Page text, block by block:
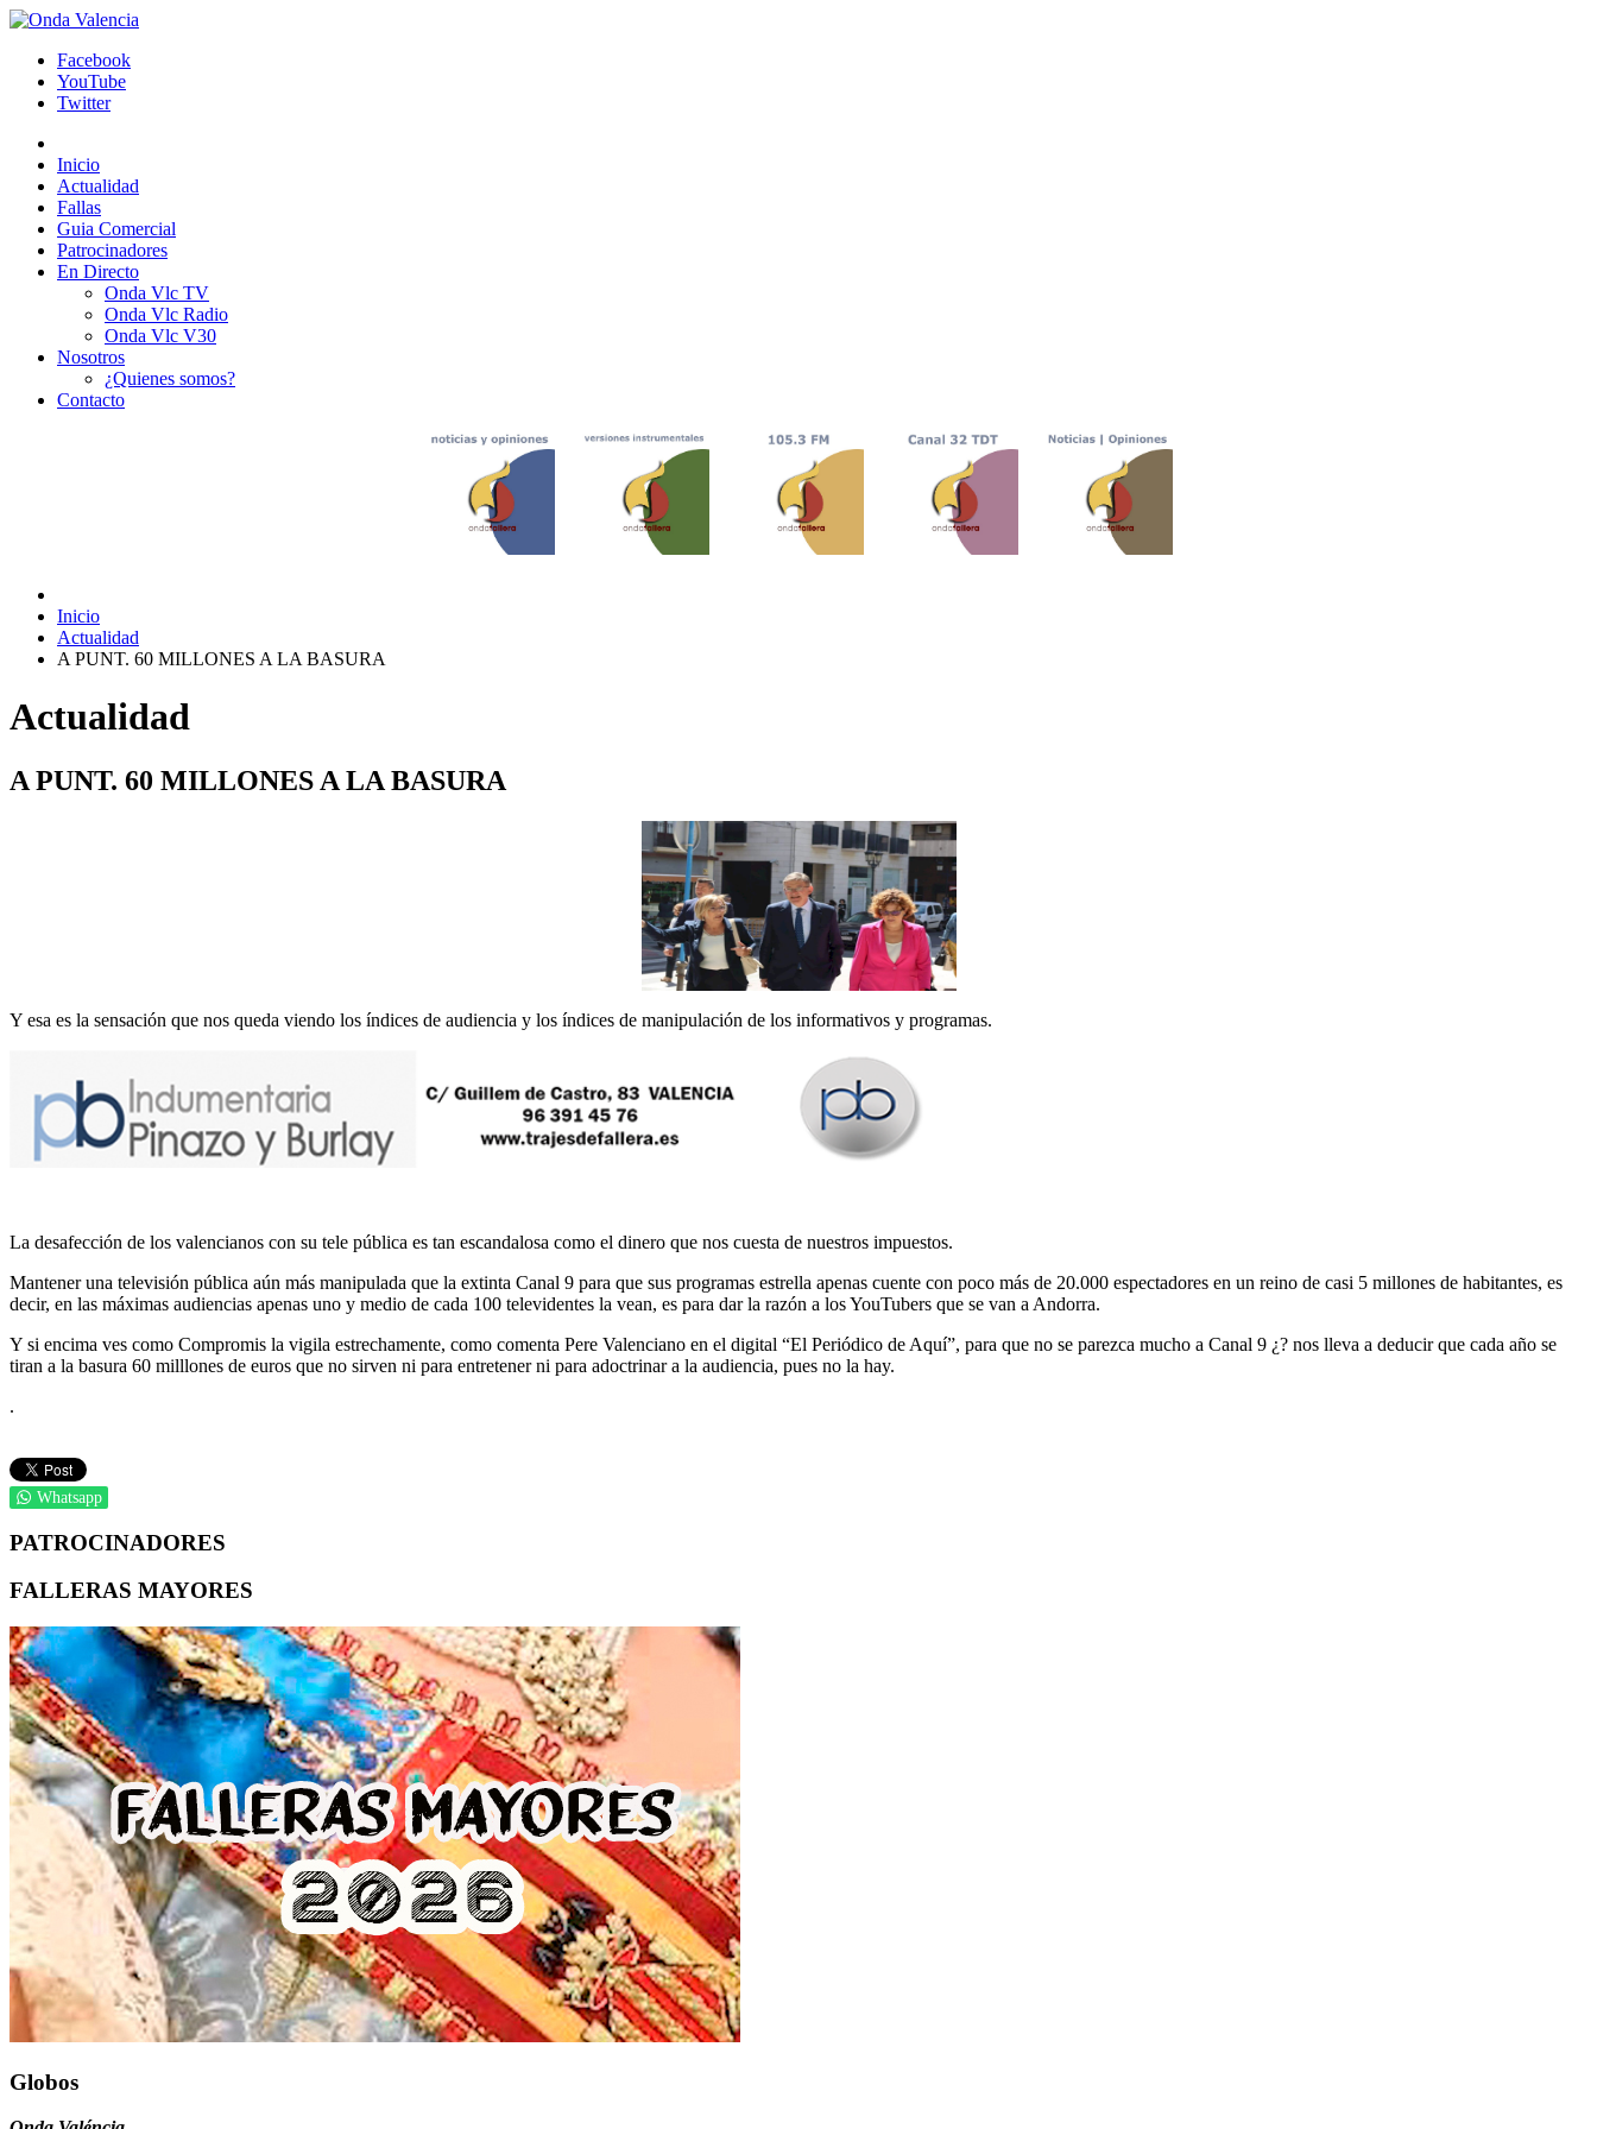
Facebook
YouTube
Twitter
Inicio
Actualidad
Fallas
Guia Comercial
Patrocinadores
En Directo
Onda Vlc TV
Onda Vlc Radio
Onda Vlc V30
Nosotros
¿Quienes somos?
Contacto
Inicio
Actualidad
A PUNT. 60 MILLONES A LA BASURA
Actualidad
A PUNT. 60 MILLONES A LA BASURA
Y esa es la sensación que nos queda viendo los índices de audiencia y los índices de manipulación de los informativos y programas.
La desafección de los valencianos con su tele pública es tan escandalosa como el dinero que nos cuesta de nuestros impuestos.
Mantener una televisión pública aún más manipulada que la extinta Canal 9 para que sus programas estrella apenas cuente con poco más de 20.000 espectadores en un reino de casi 5 millones de habitantes, es
decir, en las máximas audiencias apenas uno y medio de cada 100 televidentes la vean, es para dar la razón a los YouTubers que se van a Andorra.
Y si encima ves como Compromis la vigila estrechamente, como comenta Pere Valenciano en el digital “El Periódico de Aquí”, para que no se parezca mucho a Canal 9 ¿? nos lleva a deducir que cada año se
tiran a la basura 60 milllones de euros que no sirven ni para entretener ni para adoctrinar a la audiencia, pues no la hay.
.
Whatsapp
PATROCINADORES
FALLERAS MAYORES
Globos